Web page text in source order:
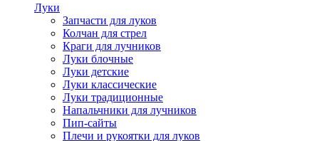
Луки
Запчасти для луков
Колчан для стрел
Краги для лучников
Луки блочные
Луки детские
Луки классические
Луки традиционные
Напальчники для лучников
Пип-сайты
Плечи и рукоятки для луков